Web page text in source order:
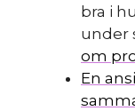
bra i
under
om
En